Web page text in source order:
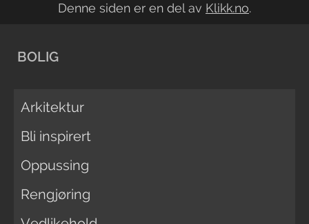
Denne siden er en del av Klikk.no.
BOLIG
Arkitektur
Bli inspirert
Oppussing
Rengjøring